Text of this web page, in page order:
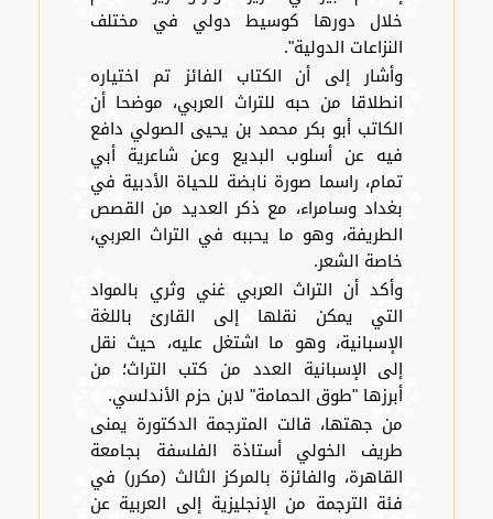
خلال دورها كوسيط دولي في مختلف
النزاعات الدولية".
وأشار إلى أن الكتاب الفائز تم اختياره
انطلاقا من حبه للتراث العربي، موضحا أن
الكاتب أبو بكر محمد بن يحيى الصولي دافع
فيه عن أسلوب البديع وعن شاعرية أبي
تمام، راسما صورة نابضة للحياة الأدبية في
بغداد وسامراء، مع ذكر العديد من القصص
الطريفة، وهو ما يحببه في التراث العربي،
خاصة الشعر.
وأكد أن التراث العربي غني وثري بالمواد
التي يمكن نقلها إلى القارئ باللغة
الإسبانية، وهو ما اشتغل عليه، حيث نقل
إلى الإسبانية العدد من كتب التراث؛ من
أبرزها "طوق الحمامة" لابن حزم الأندلسي.
من جهتها، قالت المترجمة الدكتورة يمنى
طريف الخولي أستاذة الفلسفة بجامعة
القاهرة، والفائزة بالمركز الثالث (مكرر) في
فئة الترجمة من الإنجليزية إلى العربية عن